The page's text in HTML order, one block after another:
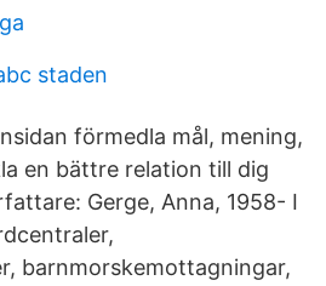
staden
förmedla mål, mening,
en bättre relation till dig
Gerge, Anna, 1958- I
barnmorskemottagningar,